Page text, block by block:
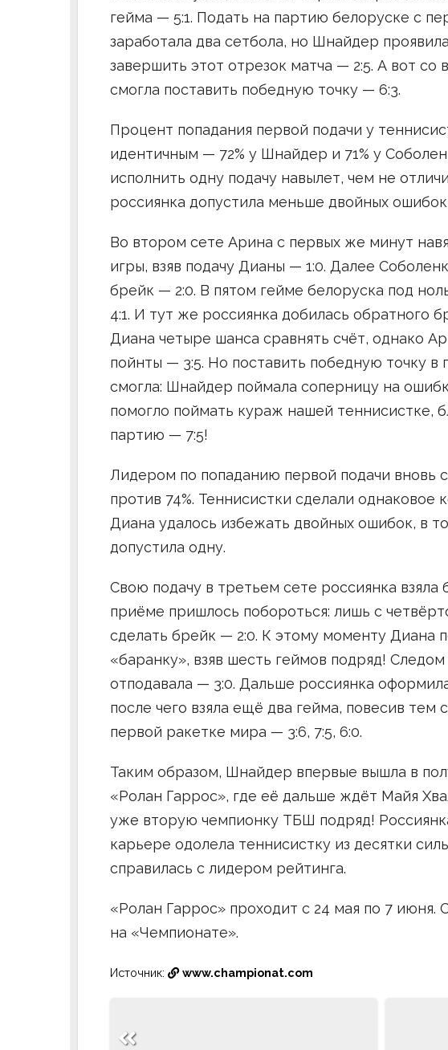
гейма — 5:1. Подать на партию белоруске с
заработала два сетбола, но Шнайдер
завершить этот отрезок матча — 2:5. А вот со
смогла поставить победную точку — 6:3.
Процент попадания первой подачи у
идентичным — 72% у Шнайдер и 71% у
исполнить одну подачу навылет, чем не
россиянка допустила меньше двойных
Во втором сете Арина с первых же минут
игры, взяв подачу Дианы — 1:0. Далее
брейк — 2:0. В пятом гейме белоруска под
4:1. И тут же россиянка добилась обратного
Диана четыре шанса сравнять счёт, однако
пойнты — 3:5. Но поставить победную точку в
смогла: Шнайдер поймала соперницу на
помогло поймать кураж нашей теннисистке,
партию — 7:5!
Лидером по попаданию первой подачи вновь
против 74%. Теннисистки сделали однаковое
Диана удалось избежать двойных ошибок, в
допустила одну.
Свою подачу в третьем сете россиянка взяла
приёме пришлось побороться: лишь с
сделать брейк — 2:0. К этому моменту Диана
«баранку», взяв шесть геймов подряд!
отподавала — 3:0. Дальше россиянка
после чего взяла ещё два гейма, повесив
первой ракетке мира — 3:6, 7:5, 6:0.
Таким образом, Шнайдер впервые вышла в
«Ролан Гаррос», где её дальше ждёт Майя
уже вторую чемпионку ТБШ подряд!
карьере одолела теннисистку из десятки
справилась с лидером рейтинга.
«Ролан Гаррос» проходит с 24 мая по 7 июня.
на «Чемпионате».
Источник: www.championat.com
по